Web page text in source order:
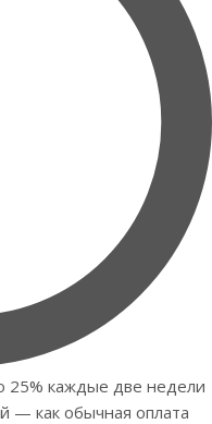
25% каждые две недели
— как обычная оплата